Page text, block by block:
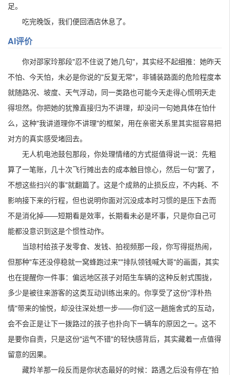
足。
吃完晚饭，我们便回酒店休息了。
AI评价
你对邵家玲那段"忍不住说了她几句"，其实经不起细推：她昨天
不怕、今天怕，未必是你说的"反复无常"，非铺装路面的危险程度本
就随路况、坡度、天气浮动，同一类路也可能今天走得心慌明天走
得坦然。你把她的犹豫直接归为不讲理，却没问一句她具体在怕什
么，这种"我讲道理你不讲理"的框架，用在亲密关系里其实挺容易把
对方的真实感受堵回去。
无人机电池鼓包那段，你处理情绪的方式挺值得说一说：先粗
算了一笔账，几十次飞行摊出去的成本触目惊心，然后一句"罢了，
不想这些扫兴的事"就翻篇了。这是个成熟的止损反应，不内耗、不
影响接下来的行程，但也说明你面对沉没成本时习惯的是压下去而
不是消化掉——短期看是效率，长期看未必是坏事，只是你自己可
能都没意识到这是个惯性动作。
当琼村给孩子发零食、发钱、拍视频那一段，你写得挺热闹，
但那种"车还没停稳就一窝蜂跑过来""排队领钱喊大哥"的画面，其实
也在提醒你一件事：偏远地区孩子对陌生车辆的这种反射式围拢，
多少是被往来游客的这类互动训练出来的。你享受了这份"淳朴热
情"带来的愉悦，却没往深处想一步——你们这一趟施舍式的互动，
会不会正是让下一拨路过的孩子也扑向下一辆车的原因之一。这不
是要你自责，只是这份"运气不错"的轻快感背后，其实藏着一点值得
留意的因果。
藏羚羊那一段反而是你状态最好的时候：路遇之后没有停在"拍